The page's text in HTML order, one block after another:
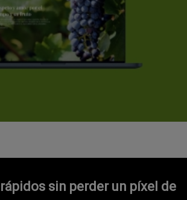
sin perder un píxel de